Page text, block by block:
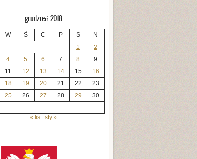
grudzień 2018
W Ś C P S
N
1
2
4 5 6 7 8
9
11 12 13 14 15
16
18 19 20 21 22
23
25 26 27 28 29
30
« lis
sty »